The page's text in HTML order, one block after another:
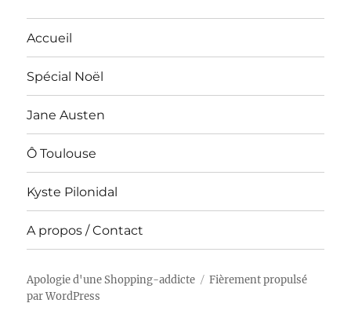
Accueil
Spécial Noël
Jane Austen
Ô Toulouse
Kyste Pilonidal
A propos / Contact
Apologie d'une Shopping-addicte
Fièrement propulsé
par WordPress